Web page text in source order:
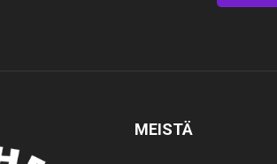
MEISTÄ